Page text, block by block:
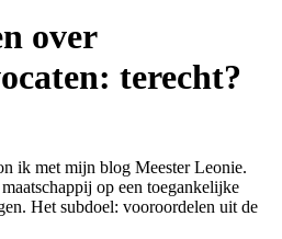
over
terecht?
ik met mijn blog Meester Leonie.
op een toegankelijke
Het subdoel: vooroordelen uit de